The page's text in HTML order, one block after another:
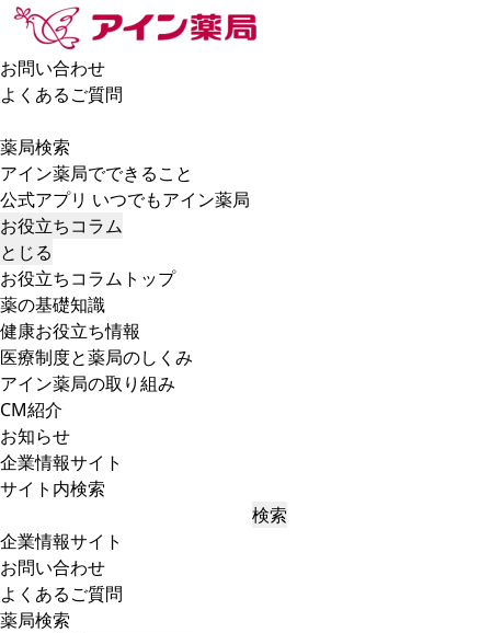
お問い合わせ
よくあるご質問
薬局検索
アイン薬局でできること
公式アプリ いつでもアイン薬局
お役立ちコラム
とじる
お役立ちコラムトップ
薬の基礎知識
健康お役立ち情報
医療制度と薬局のしくみ
アイン薬局の取り組み
CM紹介
お知らせ
企業情報サイト
サイト内検索
検索
企業情報サイト
お問い合わせ
よくあるご質問
薬局検索